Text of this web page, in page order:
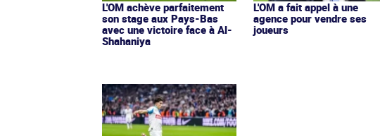
L'OM achève parfaitement
son stage aux Pays-Bas
avec une victoire face à Al-
Shahaniya
L'OM a fait appel à une
agence pour vendre ses
joueurs